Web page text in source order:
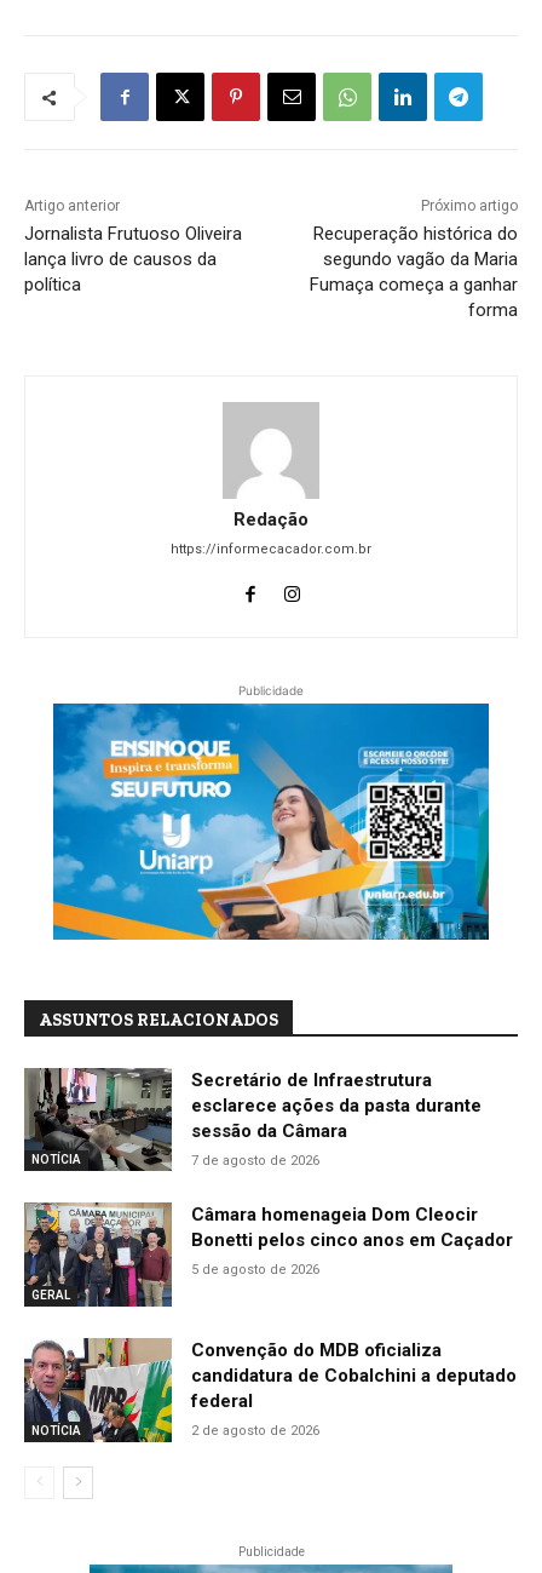
Artigo anterior
Jornalista Frutuoso Oliveira
lança livro de causos da
política
Próximo artigo
Recuperação histórica do
segundo vagão da Maria
Fumaça começa a ganhar
forma
Redação
https://informecacador.com.br
Publicidade
ASSUNTOS RELACIONADOS
NOTÍCIA
Secretário de Infraestrutura
esclarece ações da pasta durante
sessão da Câmara
7 de agosto de 2026
GERAL
Câmara homenageia Dom Cleocir
Bonetti pelos cinco anos em Caçador
5 de agosto de 2026
NOTÍCIA
Convenção do MDB oficializa
candidatura de Cobalchini a deputado
federal
2 de agosto de 2026
Publicidade